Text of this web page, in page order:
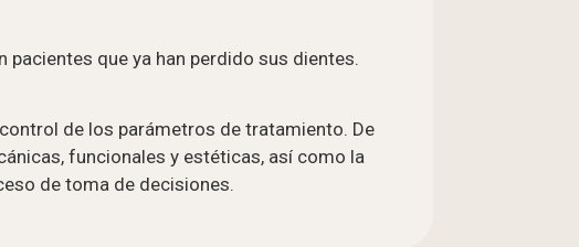
que ya han perdido sus dientes.
de los parámetros de tratamiento. De
funcionales y estéticas, así como la
de toma de decisiones.